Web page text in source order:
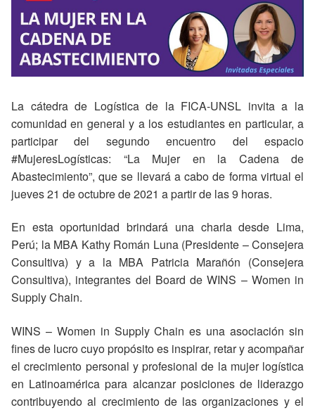
La cátedra de Logística de la FICA-UNSL invita a la
comunidad en general y a los estudiantes en particular, a
participar del segundo encuentro del espacio
#MujeresLogísticas: “La Mujer en la Cadena de
Abastecimiento”, que se llevará a cabo de forma virtual el
jueves 21 de octubre de 2021 a partir de las 9 horas.
En esta oportunidad brindará una charla desde Lima,
Perú; la MBA Kathy Román Luna (Presidente – Consejera
Consultiva) y a la MBA Patricia Marañón (Consejera
Consultiva), integrantes del Board de WINS – Women in
Supply Chain.
WINS – Women in Supply Chain es una asociación sin
fines de lucro cuyo propósito es inspirar, retar y acompañar
el crecimiento personal y profesional de la mujer logística
en Latinoamérica para alcanzar posiciones de liderazgo
contribuyendo al crecimiento de las organizaciones y el